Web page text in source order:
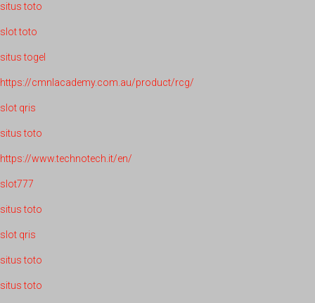
situs toto
slot toto
situs togel
https://cmnlacademy.com.au/product/rcg/
slot qris
situs toto
https://www.technotech.it/en/
slot777
situs toto
slot qris
situs toto
situs toto